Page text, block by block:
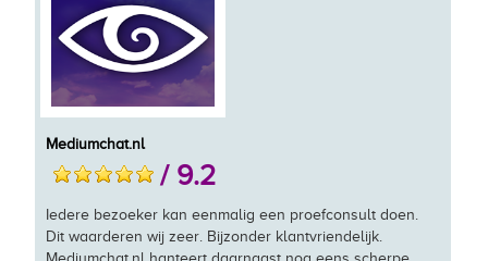
Mediumchat.nl
/ 9.2
Iedere bezoeker kan eenmalig een proefconsult doen.
Dit waarderen wij zeer. Bijzonder klantvriendelijk.